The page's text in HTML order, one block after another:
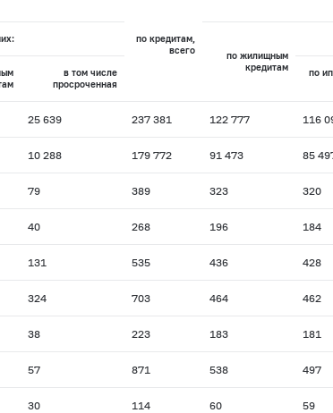
по кредитам,
всего
по жилищным
кредитам
в том числе
просроченная
по
25 639 237 381 122 777 116
10 288 179 772 91 473 85
79 389 323 320
40 268 196 184
131 535 436 428
324 703 464 462
38 223 183 181
57 871 538 497
30 114 60 59